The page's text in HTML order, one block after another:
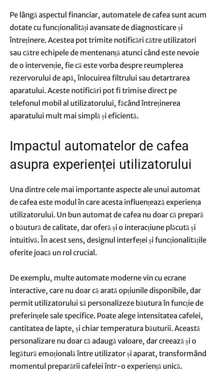
Pe lângă aspectul financiar, automatele de cafea sunt acum
dotate cu funcționalități avansate de diagnosticare și
întreținere. Acestea pot trimite notificări către utilizatori
sau către echipele de mentenanță atunci când este nevoie
de o intervenție, fie că este vorba despre reumplerea
rezervorului de apă, înlocuirea filtrului sau detartrarea
aparatului. Aceste notificări pot fi trimise direct pe
telefonul mobil al utilizatorului, făcând întreținerea
aparatului mult mai simplă și eficientă.
Impactul automatelor de cafea
asupra experienței utilizatorului
Una dintre cele mai importante aspecte ale unui automat
de cafea este modul în care acesta influențează experiența
utilizatorului. Un bun automat de cafea nu doar că prepară
o băutură de calitate, dar oferă și o interacțiune plăcută și
intuitivă. În acest sens, designul interfeței și funcționalitățile
oferite joacă un rol crucial.
De exemplu, multe automate moderne vin cu ecrane
interactive, care nu doar că arată opțiunile disponibile, dar
permit utilizatorului să personalizeze băutura în funcție de
preferințele sale specifice. Poate alege intensitatea cafelei,
cantitatea de lapte, și chiar temperatura băuturii. Această
personalizare nu doar că adaugă valoare, dar creează și o
legătură emoțională între utilizator și aparat, transformând
momentul preparării cafelei într-o experiență unică.